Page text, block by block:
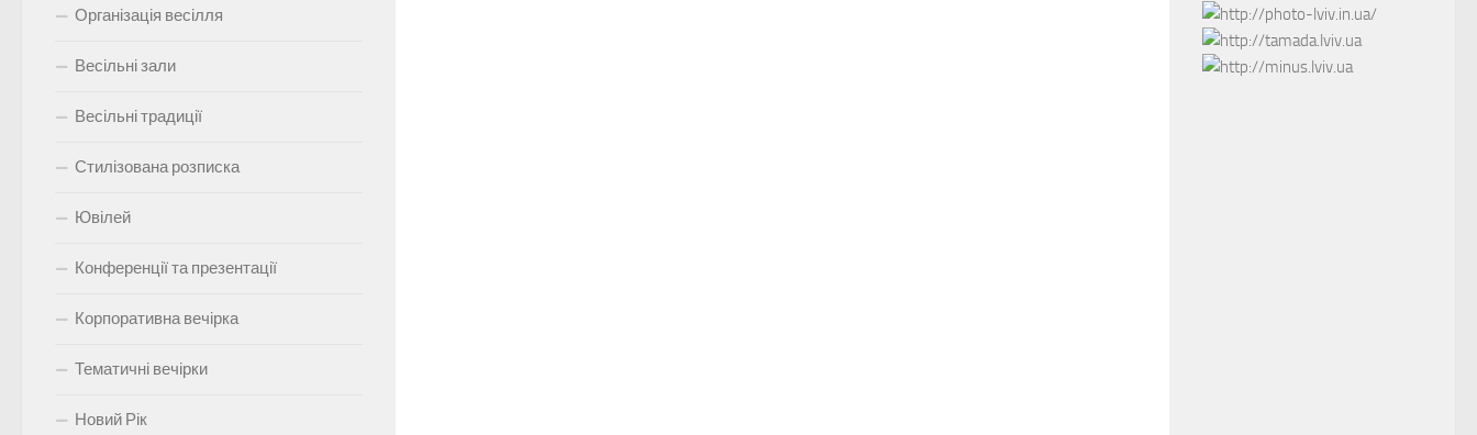
Організація весілля
Весільні зали
Весільні традиції
Стилізована розписка
Ювілей
Конференції та презентації
Корпоративна вечірка
Тематичні вечірки
Новий Рік